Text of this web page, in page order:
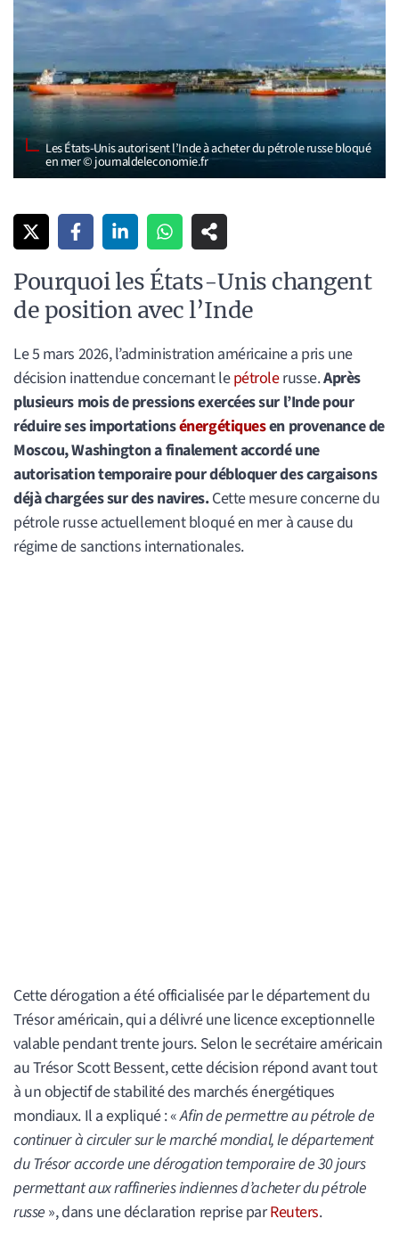
Les États-Unis autorisent l’Inde à acheter du pétrole russe bloqué
en mer © journaldeleconomie.fr
Pourquoi les États-Unis changent
de position avec l’Inde
Le 5 mars 2026, l’administration américaine a pris une
décision inattendue concernant lepétrolerusse.Après
plusieurs mois de pressions exercées sur l’Inde pour
réduire ses importationsénergétiquesen provenance de
Moscou, Washington a finalement accordé une
autorisation temporaire pour débloquer des cargaisons
déjà chargées sur des navires.Cette mesure concerne du
pétrole russe actuellement bloqué en mer à cause du
régime de sanctions internationales.
Cette dérogation a été officialisée par le département du
Trésor américain, qui a délivré une licence exceptionnelle
valable pendant trente jours. Selon le secrétaire américain
au Trésor Scott Bessent, cette décision répond avant tout
à un objectif de stabilité des marchés énergétiques
mondiaux. Il a expliqué : «Afin de permettre au pétrole de
continuer à circuler sur le marché mondial, le département
du Trésor accorde une dérogation temporaire de 30 jours
permettant aux raffineries indiennes d’acheter du pétrole
russe », dans une déclaration reprise parReuters.